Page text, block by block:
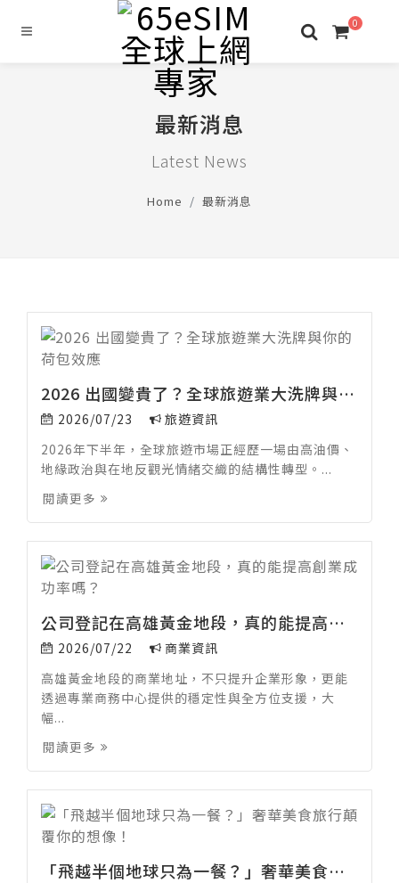
0
最新消息
Latest News
Home 最新消息
2026 出國變貴了？全球旅遊業大洗牌與你的荷包效應
2026/07/23
旅遊資訊
2026年下半年，全球旅遊市場正經歷一場由高油價、
地緣政治與在地反觀光情緒交織的結構性轉型。...
閱讀更多
公司登記在高雄黃金地段，真的能提高創業成功率嗎？
2026/07/22
商業資訊
高雄黃金地段的商業地址，不只提升企業形象，更能
透過專業商務中心提供的穩定性與全方位支援，大
幅...
閱讀更多
「飛越半個地球只為一餐？」奢華美食旅行顛覆你的想像！